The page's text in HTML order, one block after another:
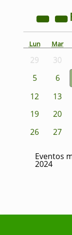
Lun Mar
29 30
5
6
12
13
19
20
26
27
Eventos
2024